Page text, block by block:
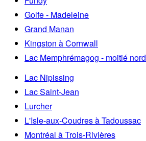
Golfe - Madeleine
Grand Manan
Kingston à Cornwall
Lac Memphrémagog - moitié nord
Lac Nipissing
Lac Saint-Jean
Lurcher
L'Isle-aux-Coudres à Tadoussac
Montréal à Trois-Rivières